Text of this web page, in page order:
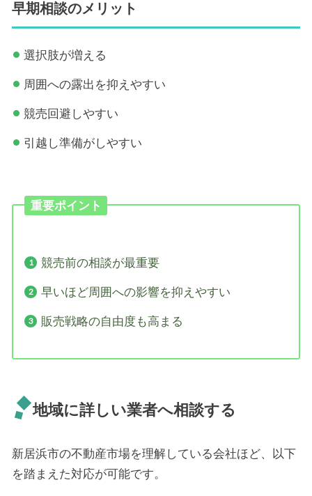
早期相談のメリット
選択肢が増える
周囲への露出を抑えやすい
競売回避しやすい
引越し準備がしやすい
重要ポイント
競売前の相談が最重要
早いほど周囲への影響を抑えやすい
販売戦略の自由度も高まる
地域に詳しい業者へ相談する
新居浜市の不動産市場を理解している会社ほど、以下
を踏まえた対応が可能です。